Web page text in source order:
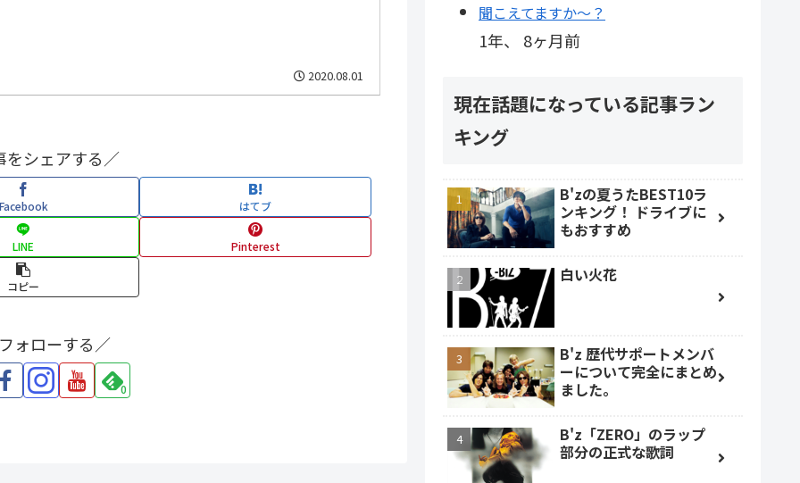
2020.08.01
をシェアする／
はてブ
LINE Pinterest
コピー
ォローする／
0
聞こえてますか～？
1年、 8ヶ月前
現在話題になっている記事ラン
キング
B'zの夏うたBEST10ラ
ンキング！ ドライブに
もおすすめ
白い火花
B'z 歴代サポートメンバ
ーについて完全にまとめ
ました。
B'z「ZERO」のラップ
部分の正式な歌詞